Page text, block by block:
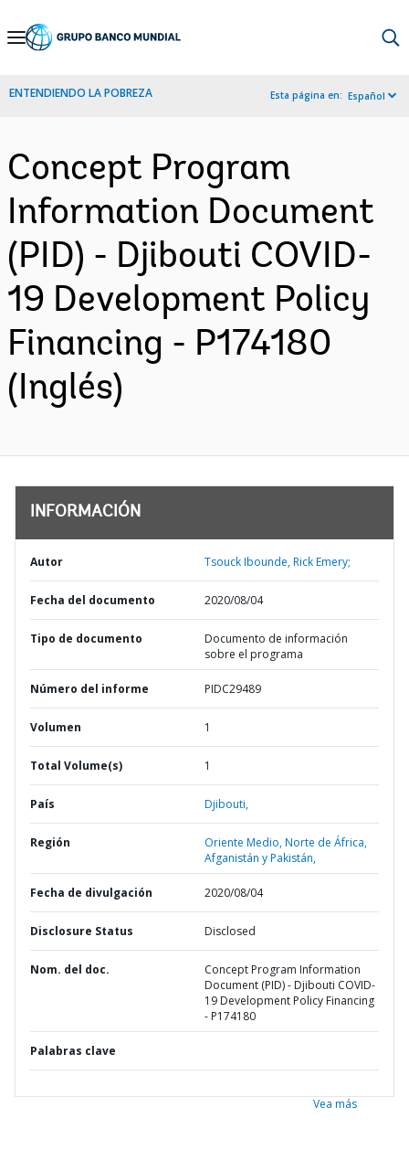
Skip
Navigation
ENTENDIENDO LA POBREZA Esta página en: Español
Concept Program
Information Document
(PID) - Djibouti COVID-
19 Development Policy
Financing - P174180
(Inglés)
INFORMACIÓN
Autor Tsouck Ibounde, Rick Emery;
Fecha del documento 2020/08/04
Tipo de documento
Documento de información
sobre el programa
Número del informe PIDC29489
Volumen 1
Total Volume(s) 1
País Djibouti,
Región
Oriente Medio, Norte de África,
Afganistán y Pakistán,
Fecha de divulgación 2020/08/04
Disclosure Status Disclosed
Nom. del doc.
Concept Program Information
Document (PID) - Djibouti COVID-
19 Development Policy Financing
- P174180
Palabras clave
Vea más